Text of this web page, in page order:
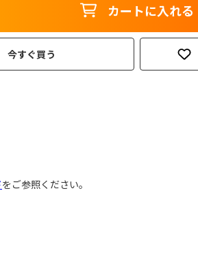
カートに入れる
今すぐ買う
をご参照ください。